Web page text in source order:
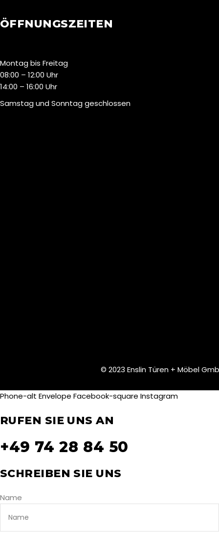
ÖFFNUNGSZEITEN
Montag bis Freitag
08:00 – 12:00 Uhr
14:00 – 16:00 Uhr
Samstag und Sonntag geschlossen
© 2023 Enslin Türen + Möbel
Phone-alt Envelope Facebook-square Instagram
RUFEN SIE UNS AN
+49 74 28 84 50
SCHREIBEN SIE UNS
Name